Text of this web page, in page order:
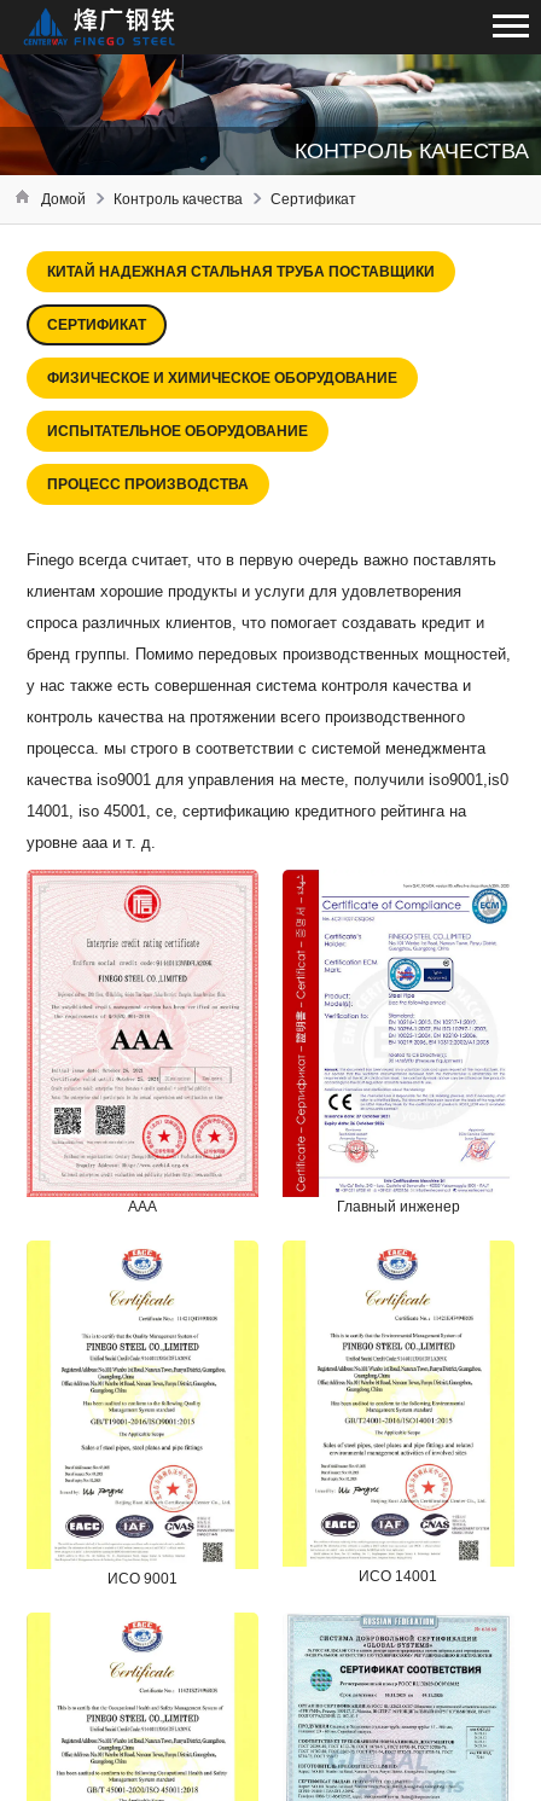
КОНТРОЛЬ КАЧЕСТВА
Домой Контроль качества Сертификат
КИТАЙ НАДЕЖНАЯ СТАЛЬНАЯ ТРУБА ПОСТАВЩИКИ
СЕРТИФИКАТ
ФИЗИЧЕСКОЕ И ХИМИЧЕСКОЕ ОБОРУДОВАНИЕ
ИСПЫТАТЕЛЬНОЕ ОБОРУДОВАНИЕ
ПРОЦЕСС ПРОИЗВОДСТВА
Finego всегда считает, что в первую очередь важно поставлять
клиентам хорошие продукты и услуги для удовлетворения
спроса различных клиентов, что помогает создавать кредит и
бренд группы. Помимо передовых производственных мощностей,
у нас также есть совершенная система контроля качества и
контроль качества на протяжении всего производственного
процесса. мы строго в соответствии с системой менеджмента
качества iso9001 для управления на месте, получили iso9001,is0
14001, iso 45001, ce, сертификацию кредитного рейтинга на
уровне aaa и т. д.
ААА Главный инженер
ИСО 9001 ИСО 14001